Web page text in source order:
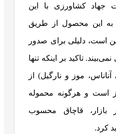
جهاد کشاورزی با این
به این محصول از طریق
است، دلیلی برای صدور
تاکید بر اینکه تنها
آناناس، موز و نارگیل) از
است و هرگونه محموله
بازار، قاچاق محسوب
کرد.